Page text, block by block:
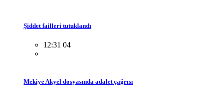
Şiddet failleri tutuklandı
12:31 04
Mekiye Akyel dosyasında adalet çağrısı